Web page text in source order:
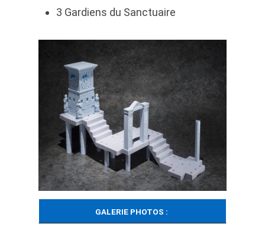
3 Gardiens du Sanctuaire
GALERIE PHOTOS :